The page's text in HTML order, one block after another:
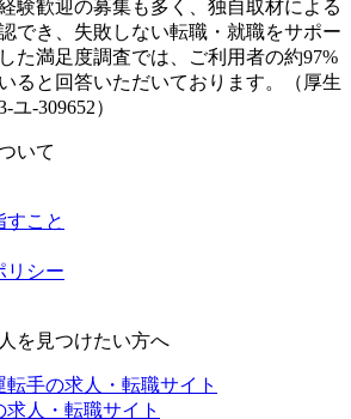
験歓迎の募集も多く、独自取材による
でき、失敗しない転職・就職をサポー
た満足度調査では、ご利用者の約97%
ると回答いただいております。（厚生
-309652）
いて
すこと
リシー
を見つけたい方へ
転手の求人・転職サイト
求人・転職サイト